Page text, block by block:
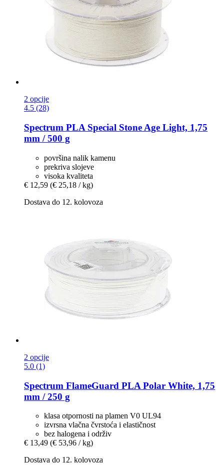
2 opcije
4.5 (28)
Spectrum PLA Special Stone Age Light, 1,75
mm / 500 g
površina nalik kamenu
prekriva slojeve
visoka kvaliteta
€ 12,59 (€ 25,18 / kg)
Dostava do 12. kolovoza
2 opcije
5.0 (1)
Spectrum FlameGuard PLA Polar White, 1,75
mm / 250 g
klasa otpornosti na plamen V0 UL94
izvrsna vlačna čvrstoća i elastičnost
bez halogena i održiv
€ 13,49 (€ 53,96 / kg)
Dostava do 12. kolovoza